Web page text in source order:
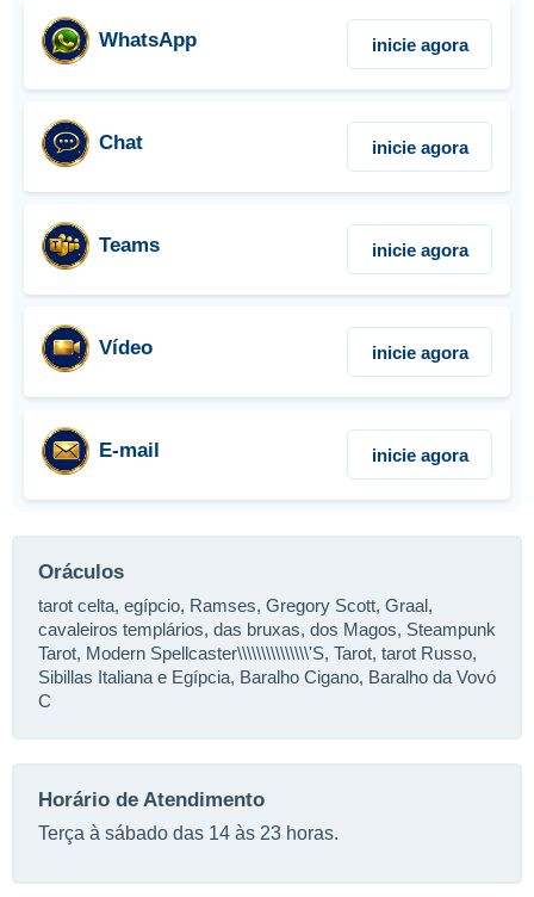
WhatsApp inicie agora
Chat inicie agora
Teams inicie agora
Vídeo inicie agora
E-mail inicie agora
Oráculos
tarot celta, egípcio, Ramses, Gregory Scott, Graal,
cavaleiros templários, das bruxas, dos Magos, Steampunk
Tarot, Modern Spellcaster\\\\\\\\\\\\\\\'S, Tarot, tarot Russo,
Sibillas Italiana e Egípcia, Baralho Cigano, Baralho da Vovó
C
Horário de Atendimento
Terça à sábado das 14 às 23 horas.